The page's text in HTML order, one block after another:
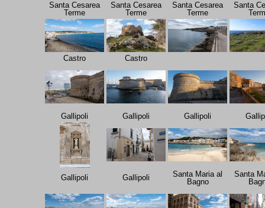
Santa Cesarea
Terme
Santa Cesarea
Terme
Santa Cesarea
Terme
Santa
Castro Castro
Gallipoli Gallipoli Gallipoli
Gallipoli Gallipoli
Santa Maria al
Bagno
Santa